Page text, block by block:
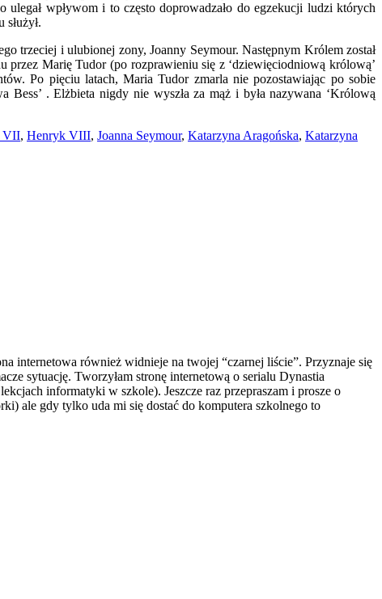
wpływom i to często doprowadzało do egzekucji ludzi których
trzeciej i ulubionej zony, Joanny Seymour. Następnym Królem został
Marię Tudor (po rozprawieniu się z ‘dziewięciodniową królową’
Po pięciu latach, Maria Tudor zmarla nie pozostawiając po sobie
. Elżbieta nigdy nie wyszła za mąż i była nazywana ‘Królową
VII, Henryk VIII, Joanna Seymour, Katarzyna Aragońska, Katarzyna
internetowa również widnieje na twojej “czarnej liście”. Przyznaje się
sytuację. Tworzyłam stronę internetową o serialu Dynastia
informatyki w szkole). Jeszcze raz przepraszam i prosze o
ale gdy tylko uda mi się dostać do komputera szkolnego to